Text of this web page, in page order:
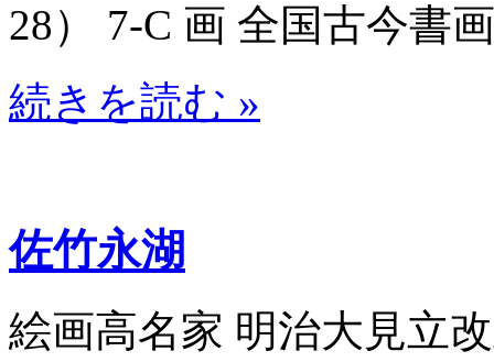
28） 7-C 画 全国古今書
続きを読む »
佐竹永湖
絵画高名家 明治大見立